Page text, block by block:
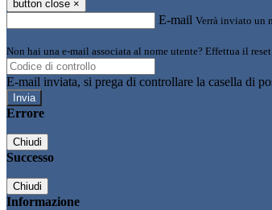
button close ×
E-mail Verrà inviato un
Non hai una e-mail associata al nome utente? Effettua il
E-mail inviata, si prega di controllare la casella di
Errore
Chiudi
Successo
Chiudi
Informazione